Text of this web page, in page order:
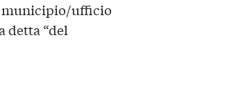
municipio/ufficio
detta “del